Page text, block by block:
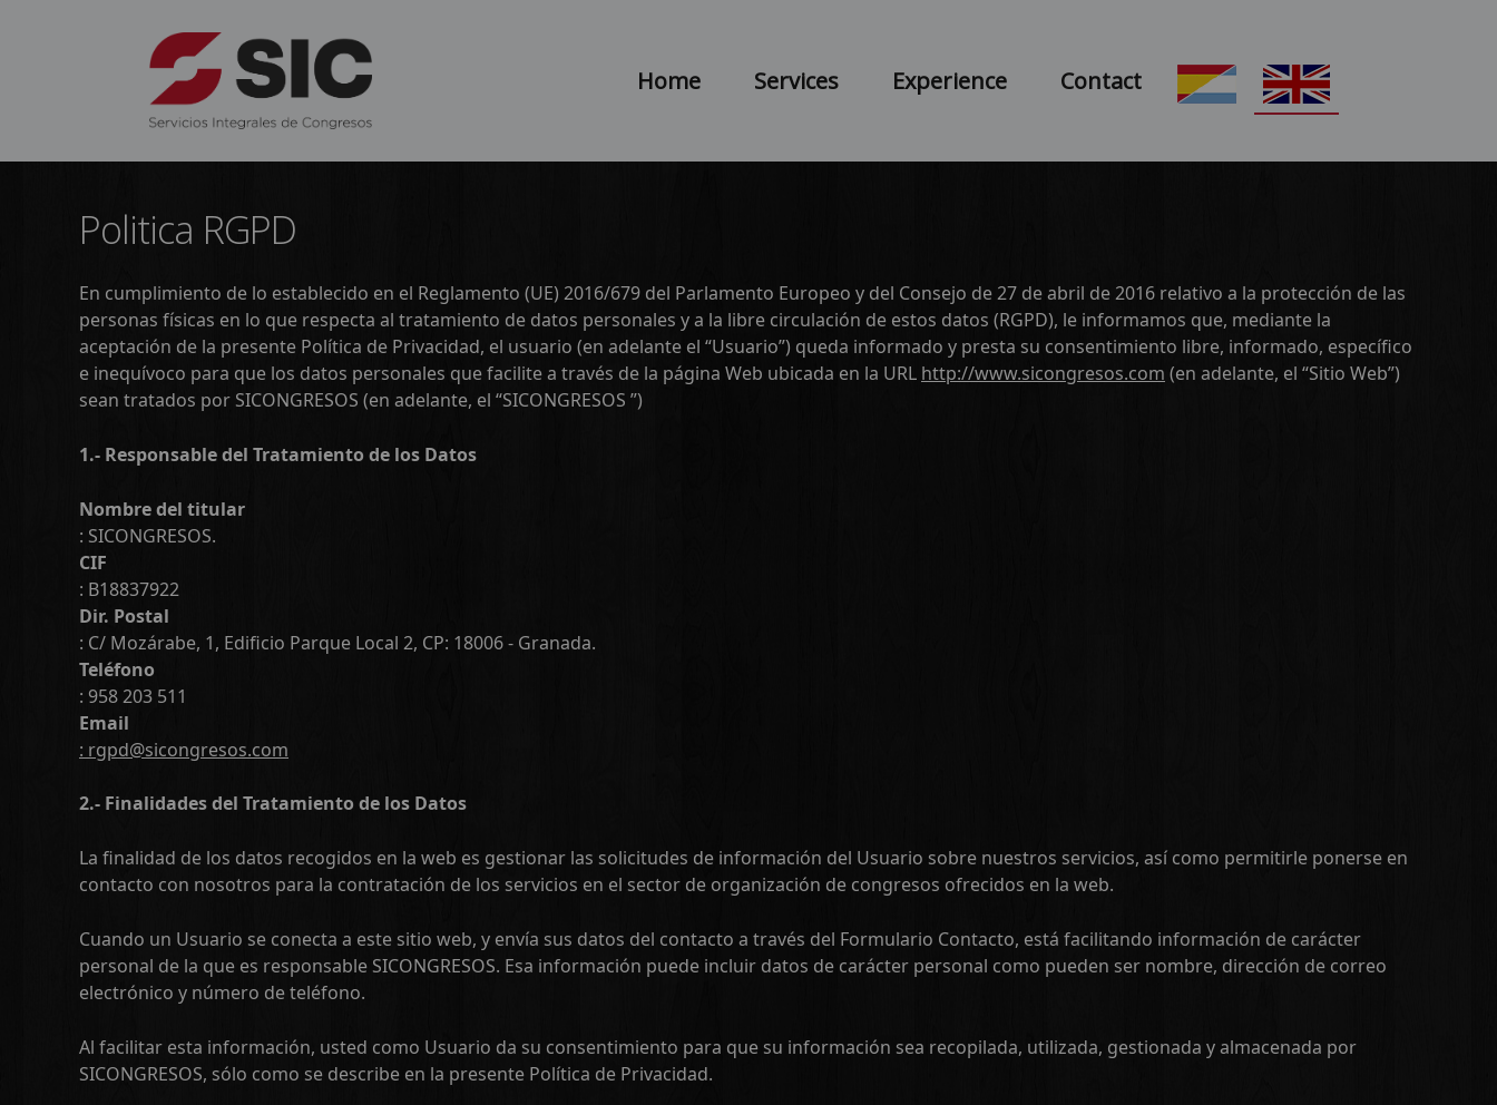
Home Services Experience Contact
Politica RGPD
En cumplimiento de lo establecido en el Reglamento (UE) 2016/679 del Parlamento Europeo y del Consejo de 27 de abril de 2016 relativo a la protección de las
personas físicas en lo que respecta al tratamiento de datos personales y a la libre circulación de estos datos (RGPD), le informamos que, mediante la
aceptación de la presente Política de Privacidad, el usuario (en adelante el “Usuario”) queda informado y presta su consentimiento libre, informado, específico
e inequívoco para que los datos personales que facilite a través de la página Web ubicada en la URL http://www.sicongresos.com (en adelante, el “Sitio Web”)
sean tratados por SICONGRESOS (en adelante, el “SICONGRESOS ”)
1.- Responsable del Tratamiento de los Datos
Nombre del titular
: SICONGRESOS.
CIF
: B18837922
Dir. Postal
: C/ Mozárabe, 1, Edificio Parque Local 2, CP: 18006 - Granada.
Teléfono
: 958 203 511
Email
: rgpd@sicongresos.com
2.- Finalidades del Tratamiento de los Datos
La finalidad de los datos recogidos en la web es gestionar las solicitudes de información del Usuario sobre nuestros servicios, así como permitirle ponerse en
contacto con nosotros para la contratación de los servicios en el sector de organización de congresos ofrecidos en la web.
Cuando un Usuario se conecta a este sitio web, y envía sus datos del contacto a través del Formulario Contacto, está facilitando información de carácter
personal de la que es responsable SICONGRESOS. Esa información puede incluir datos de carácter personal como pueden ser nombre, dirección de correo
electrónico y número de teléfono.
Al facilitar esta información, usted como Usuario da su consentimiento para que su información sea recopilada, utilizada, gestionada y almacenada por
SICONGRESOS, sólo como se describe en la presente Política de Privacidad.